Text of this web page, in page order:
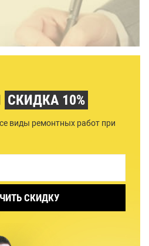
СКИДКА 10%
виды ремонтных работ при
СКИДКУ